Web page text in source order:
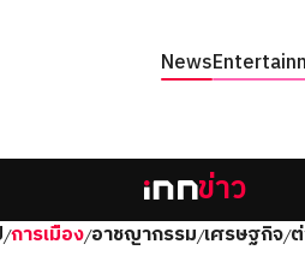
News
ข่าว
/การเมือง/อาชญากรรม/เศรษฐกิจ/